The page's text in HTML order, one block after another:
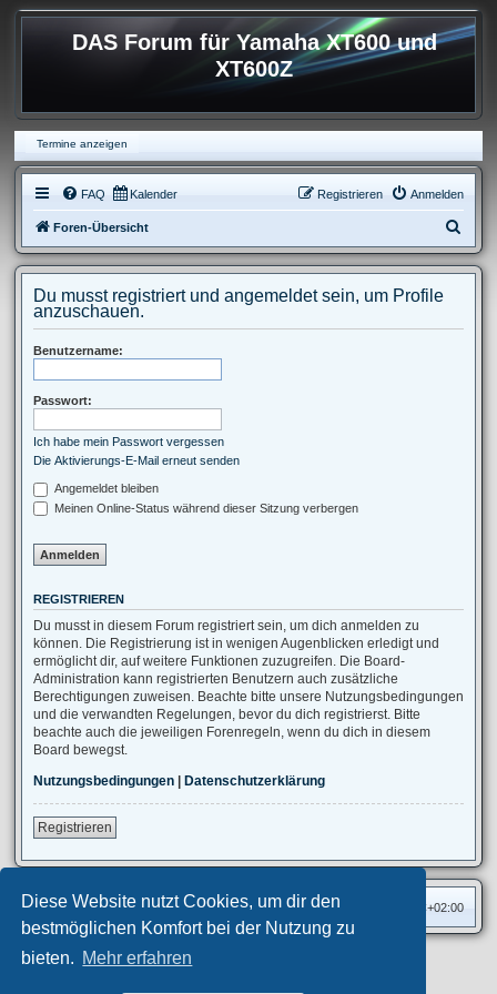
Diese Website nutzt Cookies, um dir den
bestmöglichen Komfort bei der Nutzung zu
bieten. Mehr erfahren
DAS Forum für Yamaha XT600 und
XT600Z
Termine anzeigen
FAQ Kalender Anmelden
Registrieren
Foren-Übersicht
u
e
Du musst registriert und angemeldet sein, um Profile
anzuschauen.
Benutzername:
Passwort:
Ich habe mein Passwort vergessen
Die Aktivierungs-E-Mail erneut senden
Angemeldet bleiben
Meinen Online-Status während dieser Sitzung verbergen
REGISTRIEREN
Du musst in diesem Forum registriert sein, um dich anmelden zu
können. Die Registrierung ist in wenigen Augenblicken erledigt und
ermöglicht dir, auf weitere Funktionen zuzugreifen. Die Board-
Administration kann registrierten Benutzern auch zusätzliche
Berechtigungen zuweisen. Beachte bitte unsere Nutzungsbedingungen
und die verwandten Regelungen, bevor du dich registrierst. Bitte
beachte auch die jeweiligen Forenregeln, wenn du dich in diesem
Board bewegst.
Nutzungsbedingungen | Datenschutzerklärung
Registrieren
Foren-Übersicht Alle Zeiten sind UTC+02:00
Privates Forum ©